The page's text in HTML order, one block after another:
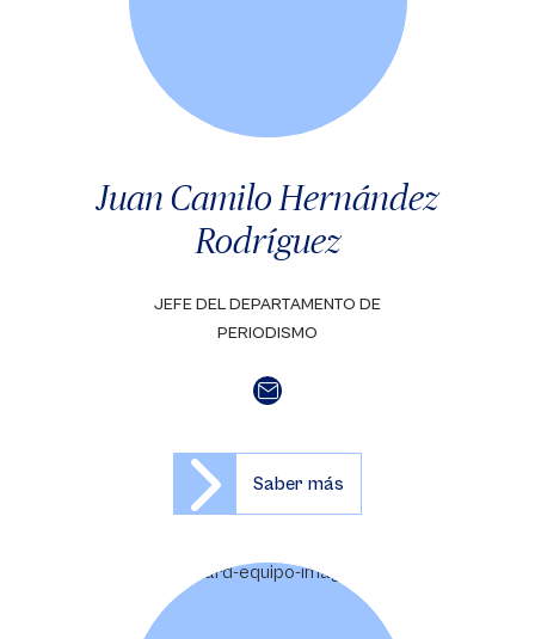
Juan Camilo Hernández
Rodríguez
JEFE DEL DEPARTAMENTO DE
PERIODISMO
Saber más